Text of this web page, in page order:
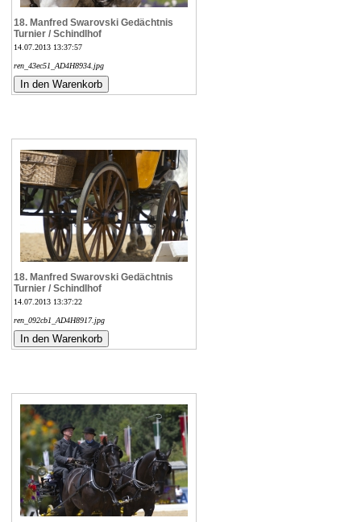
18. Manfred Swarovski Gedächtnis
Turnier / Schindlhof
14.07.2013 13:37:57
ren_43ec51_AD4H8934.jpg
18. Manfred Swarovski Gedächtnis
Turnier / Schindlhof
14.07.2013 13:37:22
ren_092cb1_AD4H8917.jpg